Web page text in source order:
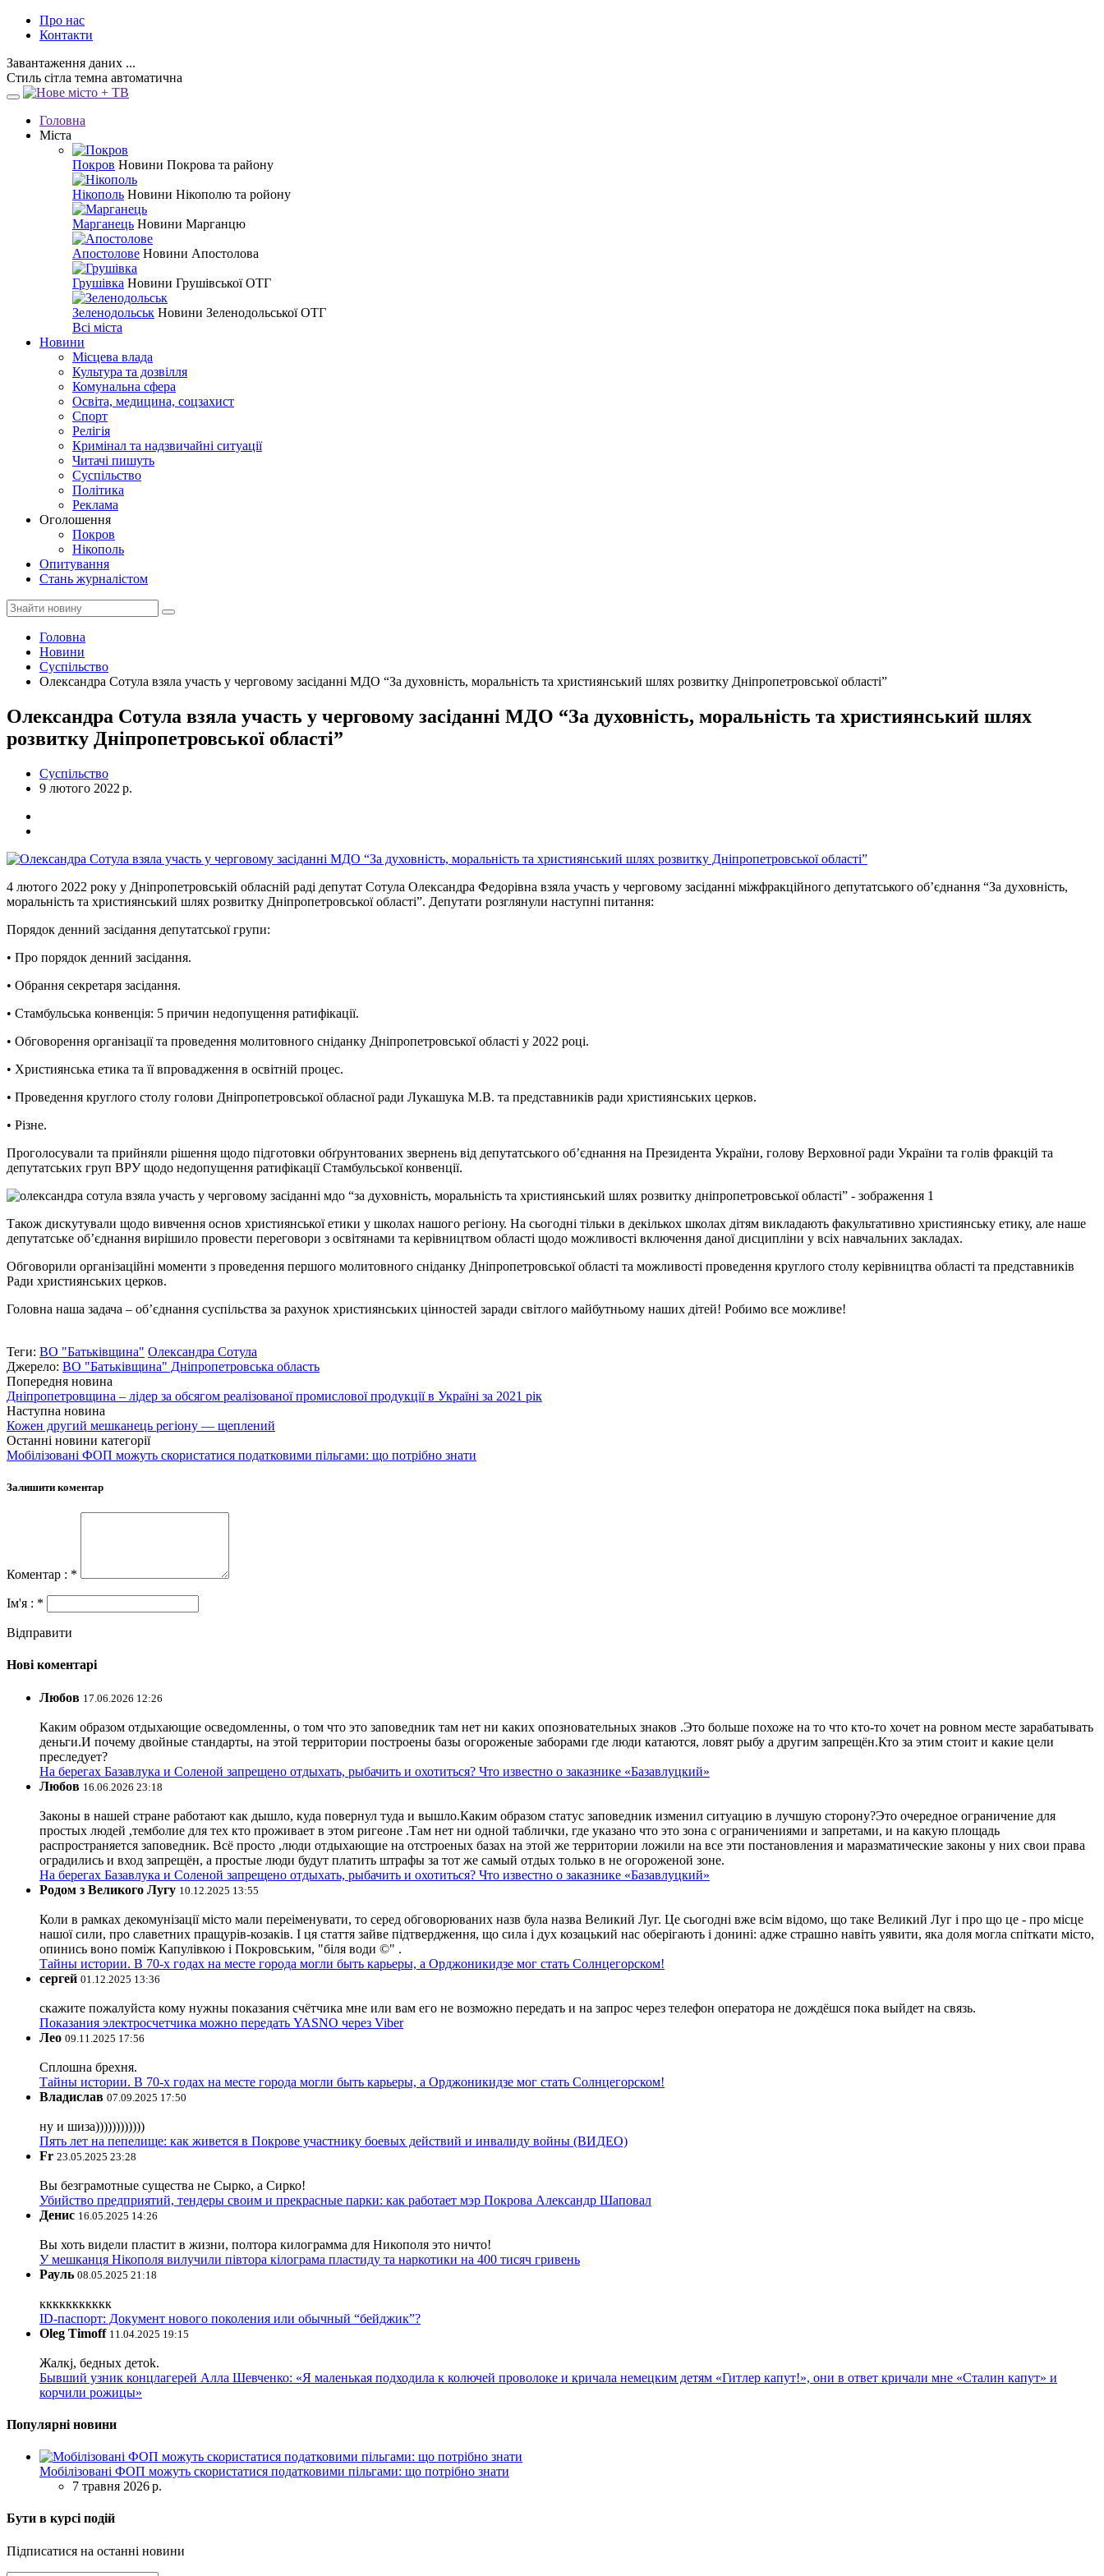
Про нас
Контакти
Завантаження даних ...
Стиль сітла темна автоматична
Головна
Міста
Покров Новини Покрова та району
Нікополь Новини Нікополю та ройону
Марганець Новини Марганцю
Апостолове Новини Апостолова
Грушівка Новини Грушівської ОТГ
Зеленодольськ Новини Зеленодольської ОТГ
Всі міста
Новини
Місцева влада
Культура та дозвілля
Комунальна сфера
Освіта, медицина, соцзахист
Спорт
Релігія
Кримінал та надзвичайні ситуації
Читачі пишуть
Суспільство
Політика
Реклама
Оголошення
Покров
Нікополь
Опитування
Стань журналістом
Головна
Новини
Суспільство
Олександра Сотула взяла участь у черговому засіданні МДО “За духовність, моральність та християнський шлях розвитку Дніпропетровської області”
Олександра Сотула взяла участь у черговому засіданні МДО “За духовність, моральність та християнський шлях
розвитку Дніпропетровської області”
Суспільство
9 лютого 2022 р.
4 лютого 2022 року у Дніпропетровській обласній раді депутат Сотула Олександра Федорівна взяла участь у черговому засіданні міжфракційного депутатського об’єднання “За духовність,
моральність та християнський шлях розвитку Дніпропетровської області”. Депутати розглянули наступні питання:
Порядок денний засідання депутатської групи:
• Про порядок денний засідання.
• Обрання секретаря засідання.
• Стамбульська конвенція: 5 причин недопущення ратифікації.
• Обговорення організації та проведення молитовного сніданку Дніпропетровської області у 2022 році.
• Християнська етика та її впровадження в освітній процес.
• Проведення круглого столу голови Дніпропетровської обласної ради Лукашука М.В. та представників ради християнських церков.
• Різне.
Проголосували та прийняли рішення щодо підготовки обґрунтованих звернень від депутатського об’єднання на Президента України, голову Верховної ради України та голів фракцій та
депутатських груп ВРУ щодо недопущення ратифікації Стамбульської конвенції.
Також дискутували щодо вивчення основ християнської етики у школах нашого регіону. На сьогодні тільки в декількох школах дітям викладають факультативно християнську етику, але наше
депутатське об’єднання вирішило провести переговори з освітянами та керівництвом області щодо можливості включення даної дисципліни у всіх навчальних закладах.
Обговорили організаційні моменти з проведення першого молитовного сніданку Дніпропетровської області та можливості проведення круглого столу керівництва області та представників
Ради християнських церков.
Головна наша задача – об’єднання суспільства за рахунок християнських цінностей заради світлого майбутньому наших дітей! Робимо все можливе!
Теги: ВО "Батьківщина" Олександра Сотула
Джерело: ВО "Батьківщина" Дніпропетровська область
Попередня новина
Дніпропетровщина – лідер за обсягом реалізованої промислової продукції в Україні за 2021 рік
Наступна новина
Кожен другий мешканець регіону — щеплений
Останні новини категорії
Мобілізовані ФОП можуть скористатися податковими пільгами: що потрібно знати
Залишити коментар
Коментар : *
Ім'я : *
Відправити
Нові коментарі
Любов 17.06.2026 12:26
Каким образом отдыхающие осведомленны, о том что это заповедник там нет ни каких опозновательных знаков .Это больше похоже на то что кто-то хочет на ровном месте зарабатывать
деньги.И почему двойные стандарты, на этой территории построены базы огороженые заборами где люди катаются, ловят рыбу а другим запрещён.Кто за этим стоит и какие цели
преследует?
На берегах Базавлука и Соленой запрещено отдыхать, рыбачить и охотиться? Что известно о заказнике «Базавлуцкий»
Любов 16.06.2026 23:18
Законы в нашей стране работают как дышло, куда повернул туда и вышло.Каким образом статус заповедник изменил ситуацию в лучшую сторону?Это очередное ограничение для
простых людей ,темболие для тех кто проживает в этом ригеоне .Там нет ни одной таблички, где указано что это зона с ограничениями и запретами, и на какую площадь
распространяется заповедник. Всё просто ,люди отдыхающие на отстроеных базах на этой же территории ложили на все эти постановления и маразматические законы у них свои права
оградились и вход запрещён, а простые люди будут платить штрафы за тот же самый отдых только в не огороженой зоне.
На берегах Базавлука и Соленой запрещено отдыхать, рыбачить и охотиться? Что известно о заказнике «Базавлуцкий»
Родом з Великого Лугу 10.12.2025 13:55
Коли в рамках декомунізації місто мали переіменувати, то серед обговорюваних назв була назва Великий Луг. Це сьогодні вже всім відомо, що таке Великий Луг і про що це - про місце
нашої сили, про славетних пращурів-козаків. І ця стаття зайве підтвердження, що сила і дух козацький нас оберігають і донині: адже страшно навіть уявити, яка доля могла спіткати місто,
опинись воно поміж Капулівкою і Покровським, "біля води ©" .
Тайны истории. В 70-х годах на месте города могли быть карьеры, а Орджоникидзе мог стать Солнцегорском!
сергей 01.12.2025 13:36
скажите пожалуйста кому нужны показания счётчика мне или вам его не возможно передать и на запрос через телефон оператора не дождёшся пока выйдет на связь.
Показания электросчетчика можно передать YASNO через Viber
Лео 09.11.2025 17:56
Сплошна брехня.
Тайны истории. В 70-х годах на месте города могли быть карьеры, а Орджоникидзе мог стать Солнцегорском!
Владислав 07.09.2025 17:50
ну и шиза))))))))))))
Пять лет на пепелище: как живется в Покрове участнику боевых действий и инвалиду войны (ВИДЕО)
Fr 23.05.2025 23:28
Вы безграмотные существа не Сырко, а Сирко!
Убийство предприятий, тендеры своим и прекрасные парки: как работает мэр Покрова Александр Шаповал
Денис 16.05.2025 14:26
Вы хоть видели пластит в жизни, полтора килограмма для Никополя это ничто!
У мешканця Нікополя вилучили півтора кілограма пластиду та наркотики на 400 тисяч гривень
Рауль 08.05.2025 21:18
ккккккккккк
ID-паспорт: Документ нового поколения или обычный “бейджик”?
Oleg Timoff 11.04.2025 19:15
Жалкj, бедных детok.
Бывший узник концлагерей Алла Шевченко: «Я маленькая подходила к колючей проволоке и кричала немецким детям «Гитлер капут!», они в ответ кричали мне «Сталин капут» и
корчили рожицы»
Популярні новини
Мобілізовані ФОП можуть скористатися податковими пільгами: що потрібно знати
7 травня 2026 р.
Бути в курсі подій
Підписатися на останні новини